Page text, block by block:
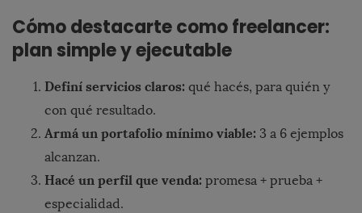
Cómo destacarte como freelancer:
plan simple y ejecutable
Definí servicios claros: qué hacés, para quién y
con qué resultado.
Armá un portafolio mínimo viable: 3 a 6 ejemplos
alcanzan.
Hacé un perfil que venda: promesa + prueba +
especialidad.